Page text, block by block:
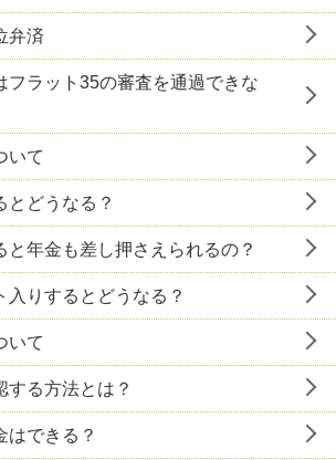
弁済
フラット35の審査を通過できな
いて
とどうなる？
と年金も差し押さえられるの？
入りするとどうなる？
いて
する方法とは？
はできる？